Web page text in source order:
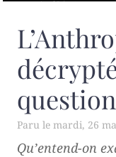
mardi, 26
Qu’entend-on